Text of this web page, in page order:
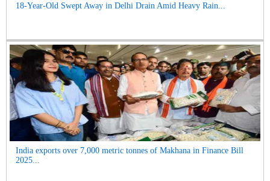
18-Year-Old Swept Away in Delhi Drain Amid Heavy Rain...
India exports over 7,000 metric tonnes of Makhana in Finance Bill
2025...